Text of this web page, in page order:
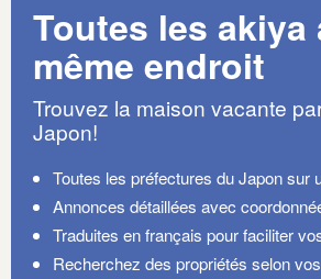
Toutes les akiya
même endroit
Trouvez la maison vacante
Japon!
Toutes les préfectures du Japon sur
Annonces détaillées avec
Traduites en français pour faciliter
Recherchez des propriétés selon